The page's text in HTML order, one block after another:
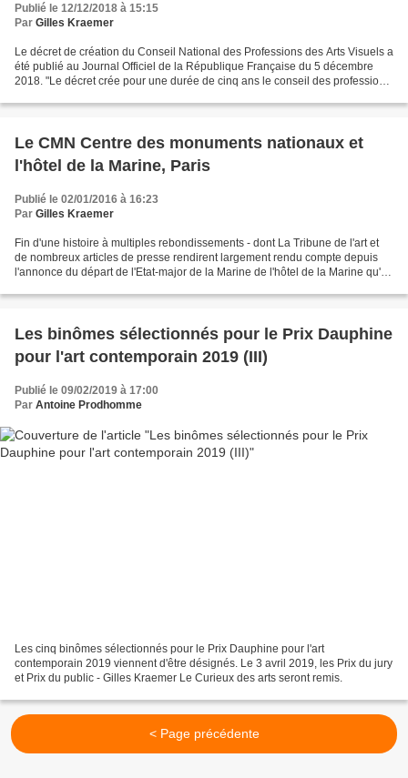
Publié le 12/12/2018 à 15:15
Par Gilles Kraemer
Le décret de création du Conseil National des Professions des Arts Visuels a
été publié au Journal Officiel de la République Française du 5 décembre
2018. "Le décret crée pour une durée de cinq ans le conseil des professions
Le CMN Centre des monuments nationaux et
l'hôtel de la Marine, Paris
Publié le 02/01/2016 à 16:23
Par Gilles Kraemer
Fin d'une histoire à multiples rebondissements - dont La Tribune de l'art et
de nombreux articles de presse rendirent largement rendu compte depuis
l'annonce du départ de l'Etat-major de la Marine de l'hôtel de la Marine qu'il
Les binômes sélectionnés pour le Prix Dauphine
pour l'art contemporain 2019 (III)
Publié le 09/02/2019 à 17:00
Par Antoine Prodhomme
Les cinq binômes sélectionnés pour le Prix Dauphine pour l'art
contemporain 2019 viennent d'être désignés. Le 3 avril 2019, les Prix du jury
et Prix du public - Gilles Kraemer Le Curieux des arts seront remis.
< Page précédente